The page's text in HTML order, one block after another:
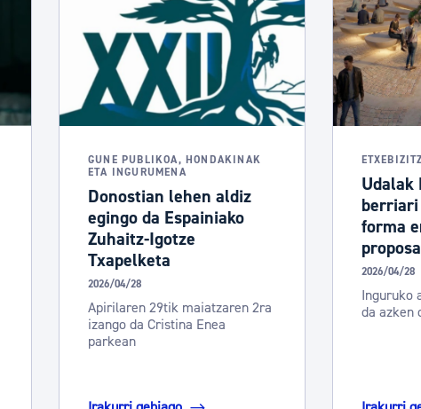
GUNE PUBLIKOA, HONDAKINAK
ETA INGURUMENA
Donostian lehen aldiz
egingo da Espainiako
Zuhaitz-Igotze
Txapelketa
2026/04/28
Apirilaren 29tik maiatzaren 2ra
izango da Cristina Enea
parkean
Udalak
forma
2026/04/28
Inguruko
da azken